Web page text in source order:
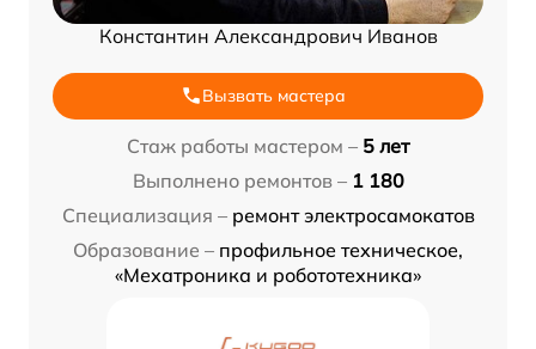
Константин Александрович Иванов
Вызвать мастера
Стаж работы мастером – 5 лет
Выполнено ремонтов – 1 180
Специализация – ремонт электросамокатов
Образование – профильное техническое,
«Мехатроника и робототехника»